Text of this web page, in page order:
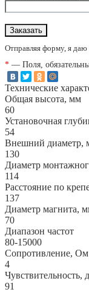
Отправляя форму, я даю
* — Поля,
Технические
Общая высота, мм
60
Установочная
54
Внешний диаметр,
130
Диаметр
114
Расстояние по
137
Диаметр магнита,
70
Диапазон частот
80-15000
Сопротивление, Ом
4
Чувствительность,
91